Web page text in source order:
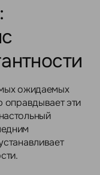
ожидаемых
оправдывает эти